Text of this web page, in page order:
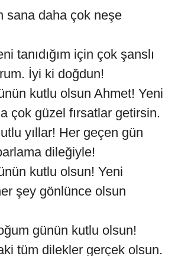
sana daha çok neşe
tanıdığım için çok şanslı
İyi ki doğdun!
kutlu olsun Ahmet! Yeni
çok güzel fırsatlar getirsin.
yıllar! Her geçen gün
dileğiyle!
kutlu olsun! Yeni
şey gönlünce olsun
günün kutlu olsun!
tüm dilekler gerçek olsun.